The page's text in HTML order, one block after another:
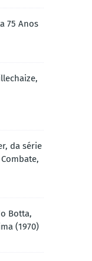
75 Anos
da série
Botta,
(1970)